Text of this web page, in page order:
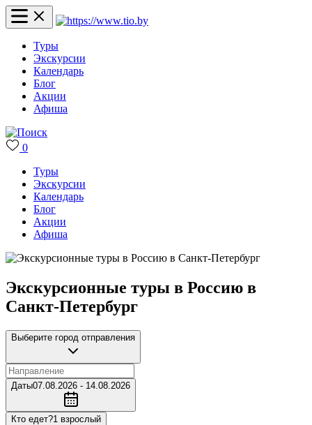
Туры
Экскурсии
Календарь
Блог
Акции
Афиша
0
Туры
Экскурсии
Календарь
Блог
Акции
Афиша
Экскурсионные туры в Россию в
Санкт-Петербург
Выберите город отправления
Даты07.08.2026 - 14.08.2026
Кто едет?1 взрослый